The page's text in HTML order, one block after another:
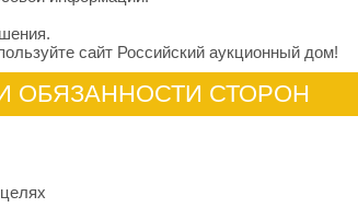
сайт Российский аукционный дом!
ОБЯЗАННОСТИ СТОРОН